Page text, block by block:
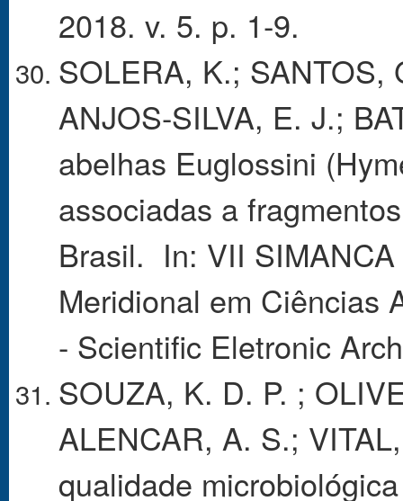
2018. v. 5. p. 1-9.
SOLERA, K.;
ANJOS-SILVA, E. J.;
abelhas Euglossini
associadas a
Brasil. In: VII
Meridional em Ciências
- Scientific Eletronic
SOUZA, K. D. P. ;
ALENCAR, A. S.;
qualidade